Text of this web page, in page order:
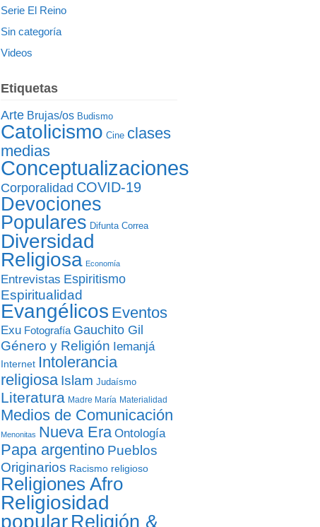
Serie El Reino
Sin categoría
Videos
Etiquetas
Arte Brujas/os Budismo
Catolicismo Cine clases
medias
Conceptualizaciones
Corporalidad COVID-19
Devociones
Populares Difunta Correa
Diversidad
Religiosa Economía
Entrevistas Espiritismo
Espiritualidad
Evangélicos Eventos
Exu Fotografía Gauchito Gil
Género y Religión Iemanjá
Internet Intolerancia
religiosa Islam Judaísmo
Literatura Madre María Materialidad
Medios de Comunicación
Menonitas Nueva Era Ontología
Papa argentino Pueblos
Originarios Racismo religioso
Religiones Afro
Religiosidad
popular Religión &